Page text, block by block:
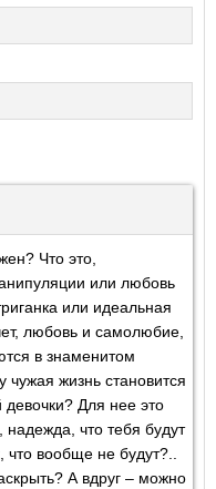
Что это,
или любовь
или идеальная
любовь и самолюбие,
в знаменитом
жизнь становится
Для нее это
надежда, что тебя будут
что вообще не будут?..
А вдруг – можно